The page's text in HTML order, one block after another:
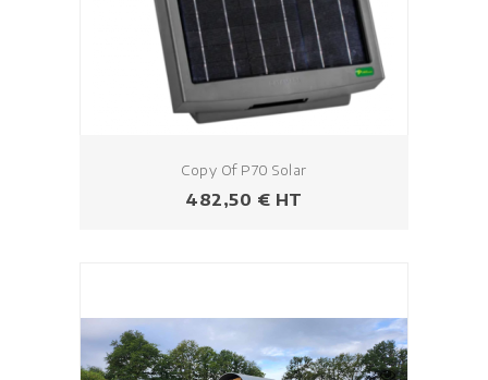
Copy Of P70 Solar
Prezzo
482,50 € HT